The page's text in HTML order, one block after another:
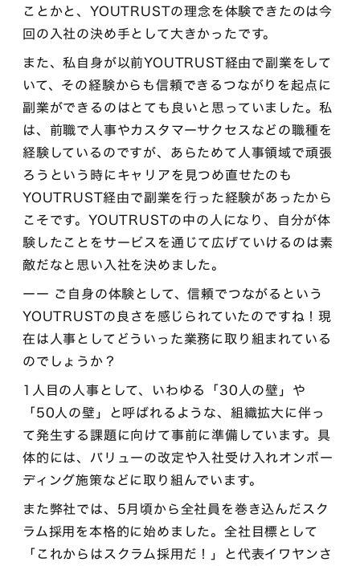
ことかと、YOUTRUSTの理念を体験できたのは今
回の入社の決め手として大きかったです。
また、私自身が以前YOUTRUST経由で副業をして
いて、その経験からも信頼できるつながりを起点に
副業ができるのはとても良いと思っていました。私
は、前職で人事やカスタマーサクセスなどの職種を
経験しているのですが、あらためて人事領域で頑張
ろうという時にキャリアを見つめ直せたのも
YOUTRUST経由で副業を行った経験があったから
こそです。YOUTRUSTの中の人になり、自分が体
験したことをサービスを通じて広げていけるのは素
敵だなと思い入社を決めました。
ーー ご自身の体験として、信頼でつながるという
YOUTRUSTの良さを感じられていたのですね！現
在は人事としてどういった業務に取り組まれている
のでしょうか？
1人目の人事として、いわゆる「30人の壁」や
「50人の壁」と呼ばれるような、組織拡大に伴っ
て発生する課題に向けて事前に準備しています。具
体的には、バリューの改定や入社受け入れオンボー
ディング施策などに取り組んでいます。
また弊社では、5月頃から全社員を巻き込んだスク
ラム採用を本格的に始めました。全社目標として
「これからはスクラム採用だ！」と代表イワヤンさ